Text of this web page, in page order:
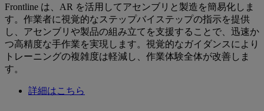
Frontline は、AR を活用してアセンブリと製造を簡易化しま
す。作業者に視覚的なステップバイステップの指示を提供
し、アセンブリや製品の組み立てを支援することで、迅速か
つ高精度な手作業を実現します。視覚的なガイダンスにより
トレーニングの複雑度は軽減し、作業体験全体が改善しま
す。
詳細はこちら